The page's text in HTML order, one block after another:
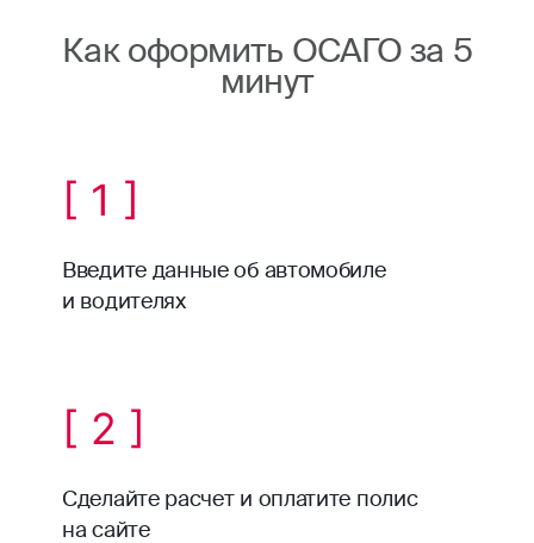
Как оформить ОСАГО за 5
минут
[ 1 ]
Введите данные об автомобиле
и водителях
[ 2 ]
Сделайте расчет и оплатите полис
на сайте